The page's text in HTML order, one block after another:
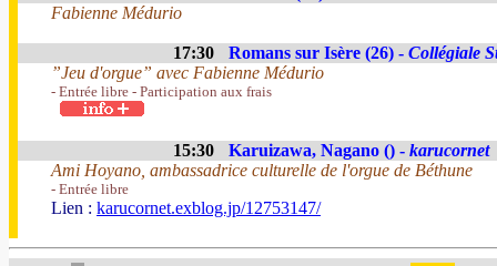
Fabienne Médurio
17:30 Romans sur Isère (26) - Collégiale
”Jeu d'orgue” avec Fabienne Médurio
- Entrée libre - Participation aux frais
15:30 Karuizawa, Nagano () - karucornet
Ami Hoyano, ambassadrice culturelle de l'orgue de Béthune
- Entrée libre
Lien : karucornet.exblog.jp/12753147/